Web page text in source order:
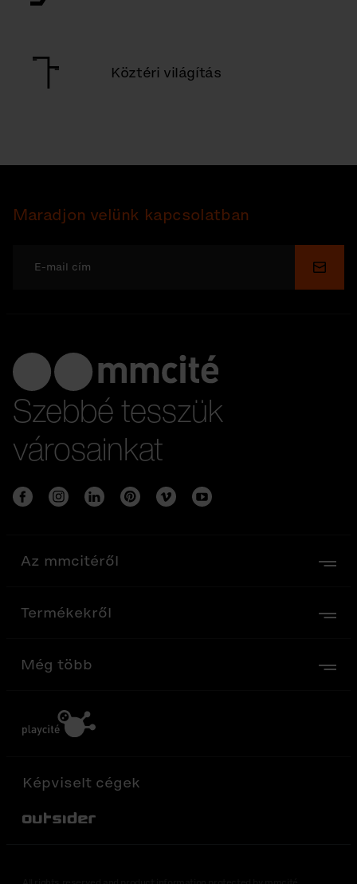
Köztéri világítás
Maradjon velünk kapcsolatban
Szebbé tesszük
városainkat
Az mmcitéről
Termékekről
Még több
Képviselt cégek
Out-Sider